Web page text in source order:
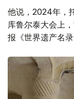
他说，2024年，
库鲁尔泰大会上
报《世界遗产名